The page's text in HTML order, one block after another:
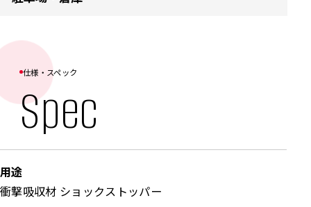
ークリフトの往来が頻繁な場面で活躍する高性能
カーストッパーです。中空構造の合成ゴム製によ
り優れた衝撃吸収性を備え、接触時のエネルギー
を効果的に分散。建物の損傷を防ぎ、車両や設備
の安全を確保します。ご要望に応じた多様なサイ
ズ展開で、空間設計や使用目的に合わせた柔軟な
対応が可能です。耐久性と弾力性を兼ね備えた設
計により、安全性と機能性を最大限に発揮し、ト
仕様・スペック
Spec
用途
衝撃吸収材 ショックストッパー